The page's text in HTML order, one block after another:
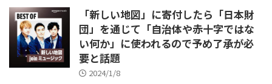
「新しい地図」に寄付したら「日本財
団」を通じて「自治体や赤十字ではな
い何か」に使われるので予め了承が必
要と話題
2024/1/8